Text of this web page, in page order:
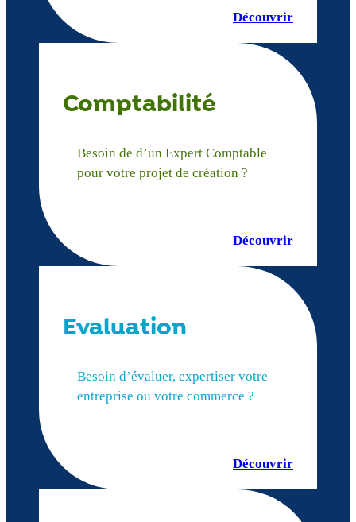
Découvrir
Comptabilité
Besoin de d’un Expert Comptable
pour votre projet de création ?
Découvrir
Evaluation
Besoin d’évaluer, expertiser votre
entreprise ou votre commerce ?
Découvrir